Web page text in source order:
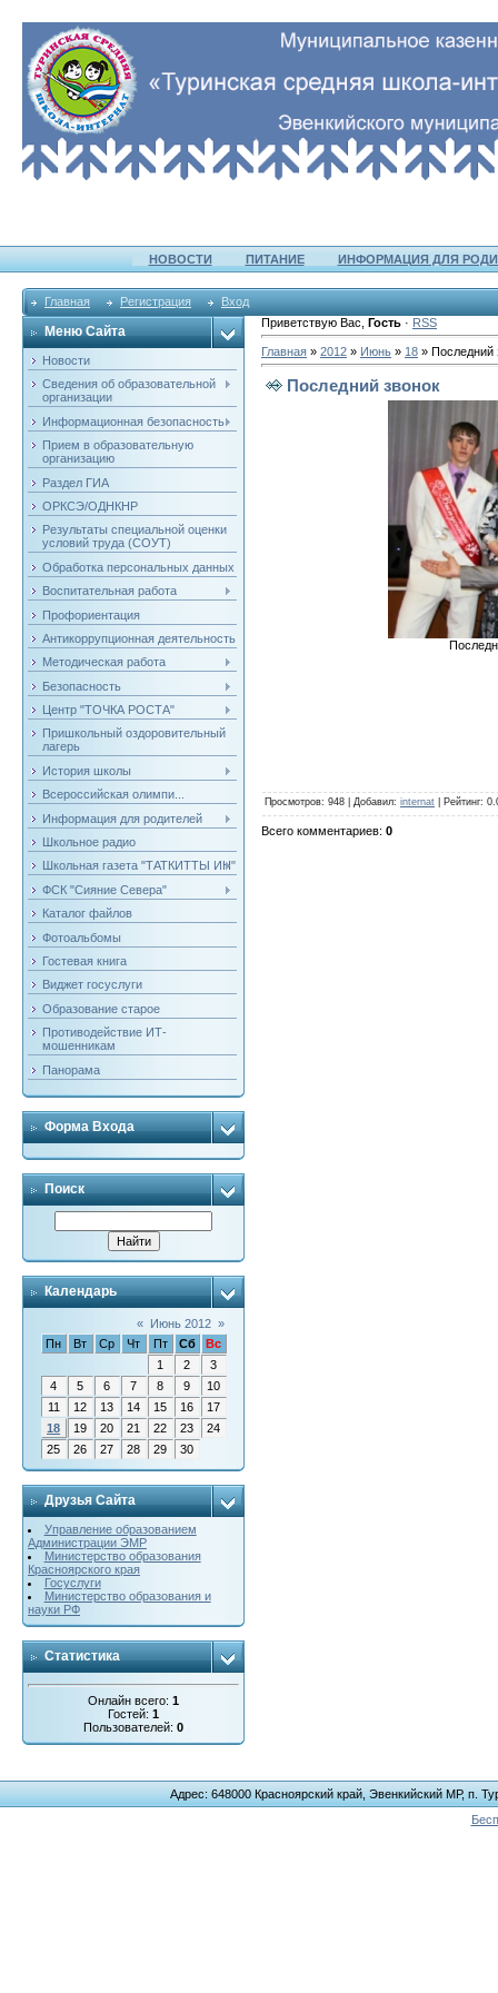
НОВОСТИ ПИТАНИЕ ИНФОРМАЦИЯ ДЛЯ
Главная Регистрация Вход
Меню Сайта
Новости
Сведения об образовательной
организации
Информационная безопасность
Прием в образовательную
организацию
Раздел ГИА
ОРКСЭ/ОДНКНР
Результаты специальной оценки
условий труда (СОУТ)
Обработка персональных данных
Воспитательная работа
Профориентация
Антикоррупционная деятельность
Методическая работа
Безопасность
Центр "ТОЧКА РОСТА"
Пришкольный оздоровительный
лагерь
История школы
Всероссийская олимпи...
Информация для родителей
Школьное радио
Школьная газета "ТАТКИТТЫ ИН"
ФСК "Сияние Севера"
Каталог файлов
Фотоальбомы
Гостевая книга
Виджет госуслуги
Образование старое
Противодействие ИТ-
мошенникам
Панорама
Форма Входа
Поиск
Календарь
« Июнь 2012 »
Пн
Вт Ср Чт Пт Сб
Вс
1
2
3
4
5 6 7 8 9
10
11
12 13 14 15 16
17
18
19 20 21 22 23
24
25
26 27 28 29 30
Друзья Сайта
Управление образованием
Администрации ЭМР
Министерство образования
Красноярского края
Госуслуги
Министерство образования и
науки РФ
Статистика
Онлайн всего: 1
Гостей: 1
Пользователей: 0
Приветствую Вас Гость · RSS
Главная » 2012 » Июнь » 18 » Последний
Последний звонок
Просмотров: 948 | Добавил: internat Рейтинг:
Всего комментариев: 0
Адрес: 648000 Красноярский край, Эвенкийский МР, п.